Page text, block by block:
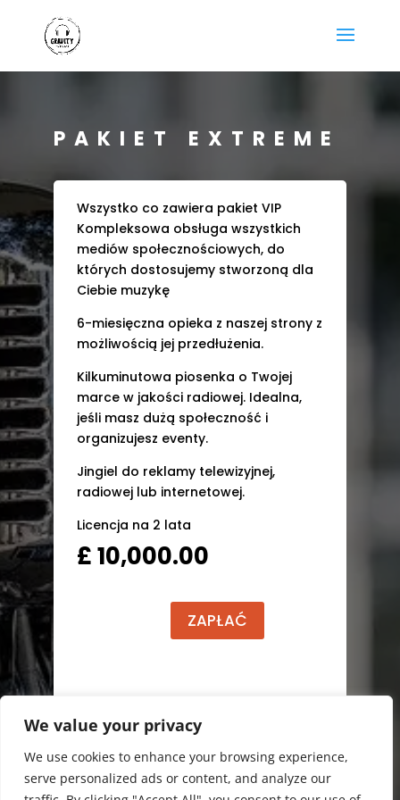
We value your privacy
We use cookies to enhance your browsing experience,
serve personalized ads or content, and analyze our
PAKIET EXTREME
Wszystko co zawiera pakiet VIP
Kompleksowa obsługa wszystkich
mediów społecznościowych, do
których dostosujemy stworzoną dla
Ciebie muzykę
6-miesięczna opieka z naszej strony z
możliwością jej przedłużenia.
Kilkuminutowa piosenka o Twojej
marce w jakości radiowej. Idealna,
jeśli masz dużą społeczność i
organizujesz eventy.
Jingiel do reklamy telewizyjnej,
radiowej lub internetowej.
Licencja na 2 lata
£10,000.00
ZAPŁAĆ